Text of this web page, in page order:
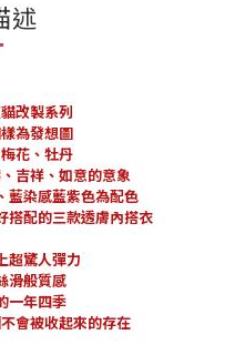
述
改製系列
為發想圖
花、牡丹
吉祥、如意的意象
藍染感藍紫色為配色
搭配的三款透膚內搭衣
超驚人彈力
滑般質感
一年四季
會被收起來的存在